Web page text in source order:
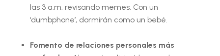
las 3 a.m. revisando memes. Con un
‘dumbphone’, dormirán como un bebé.
Fomento de relaciones personales más